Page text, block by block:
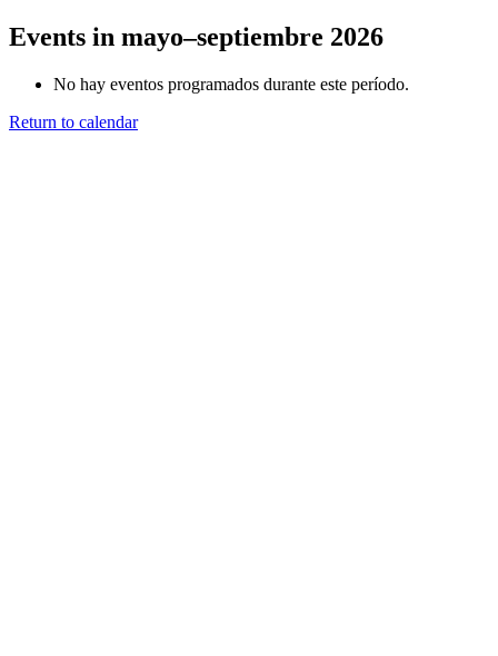
Events in mayo–septiembre 2026
No hay eventos programados durante este período.
Return to calendar